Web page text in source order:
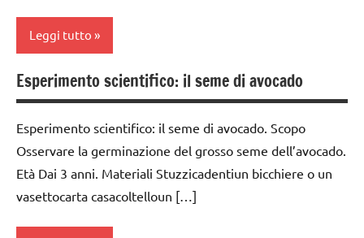
ESPERIMENTI
SCIENTIFICI
GUIDA
DIDATTICA
MONTESSORI
SCIENZE
piante
GUIDA
DIDATTICA
MONTESSORI
SCIENZE
piante
TUTTI GLI
PER ETA'
classe
4a
classe
5a
classi
1a-5a
medie
Leggi tutto
botanica
1a
classe
Esperimento scientifico: il seme di avocado
Esperimento scientifico: il seme di avocado. Scopo
Osservare la germinazione del grosso seme dell’avocado.
Età Dai 3 anni. Materiali Stuzzicadentiun bicchiere o un
vasettocarta casacoltelloun […]